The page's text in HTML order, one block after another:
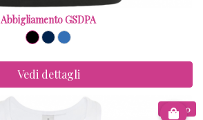
Abbigliamento GSDPA
Vedi dettagli
€ 12.00